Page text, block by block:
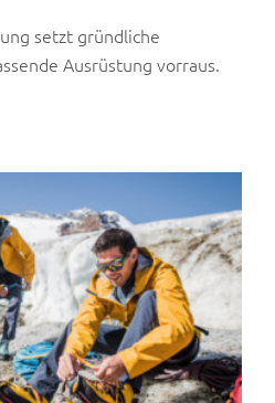
setzt gründliche
Ausrüstung vorraus.